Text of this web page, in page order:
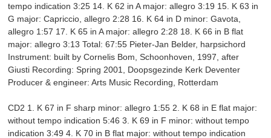
tempo indication 3:25 14. K 62 in A major: allegro 3:19 15. K 63 in
G major: Capriccio, allegro 2:28 16. K 64 in D minor: Gavota,
allegro 1:57 17. K 65 in A major: allegro 2:28 18. K 66 in B flat
major: allegro 3:13 Total: 67:55 Pieter-Jan Belder, harpsichord
Instrument: built by Cornelis Bom, Schoonhoven, 1997, after
Giusti Recording: Spring 2001, Doopsgezinde Kerk Deventer
Producer & engineer: Arts Music Recording, Rotterdam
CD2 1. K 67 in F sharp minor: allegro 1:55 2. K 68 in E flat major:
without tempo indication 5:46 3. K 69 in F minor: without tempo
indication 3:49 4. K 70 in B flat major: without tempo indication